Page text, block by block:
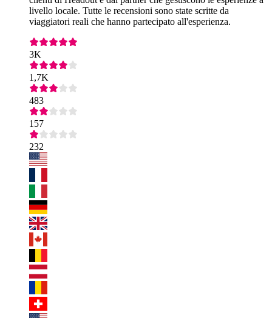
livello locale. Tutte le recensioni sono state scritte da
viaggiatori reali che hanno partecipato all'esperienza.
3K
1,7K
483
157
232